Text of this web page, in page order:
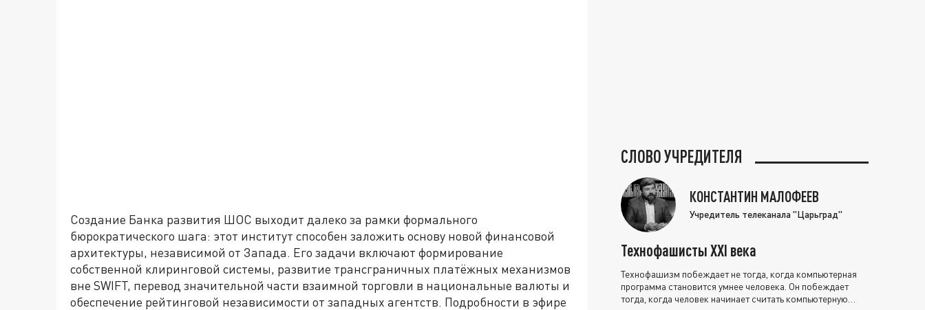
Создание Банка развития ШОС выходит далеко за рамки формального
бюрократического шага: этот институт способен заложить основу новой финансовой
архитектуры, независимой от Запада. Его задачи включают формирование
собственной клиринговой системы, развитие трансграничных платёжных механизмов
вне SWIFT, перевод значительной части взаимной торговли в национальные валюты и
обеспечение рейтинговой независимости от западных агентств. Подробности в эфире
СЛОВО УЧРЕДИТЕЛЯ
КОНСТАНТИН МАЛОФЕЕВ
Учредитель телеканала "Царьград"
Технофашисты XXI века
Технофашизм побеждает не тогда, когда компьютерная
программа становится умнее человека. Он побеждает
тогда, когда человек начинает считать компьютерную